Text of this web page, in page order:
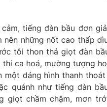
tiếng đàn bầu đơn
nên những nốt cao thấp
tôi thon thả giọt đàn
thi ca hoá, mường tượng
một dáng hình thanh
quánh như tiếng đàn
giọt chầm chậm, mơn